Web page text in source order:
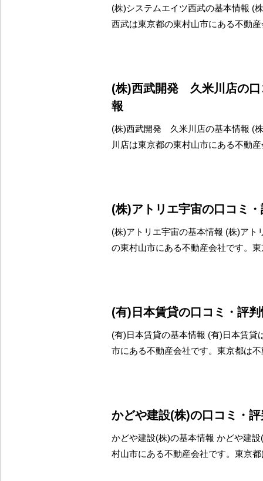
(株)システムエイツ西武の基本情報 (
西武は東京都の東村山市にある不動
(株)西武開発 久米川店の口
報
(株)西武開発 久米川店の基本情報 (
川店は東京都の東村山市にある不動
(株)アトリエ宇宙の口コミ
(株)アトリエ宇宙の基本情報 (株)アト
の東村山市にある不動産会社です。
(有)日本賃貸の口コミ・評
(有)日本賃貸の基本情報 (有)日本賃貸
市にある不動産会社です。東京都は
かどや建設(株)の口コミ・
かどや建設(株)の基本情報 かどや建
村山市にある不動産会社です。東京